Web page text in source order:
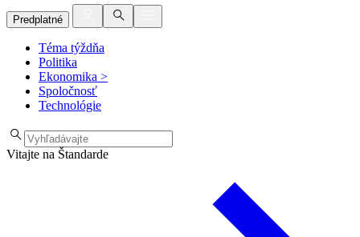
Predplatné
Téma týždňa
Politika
Ekonomika >
Spoločnosť
Technológie
Vitajte na Štandarde